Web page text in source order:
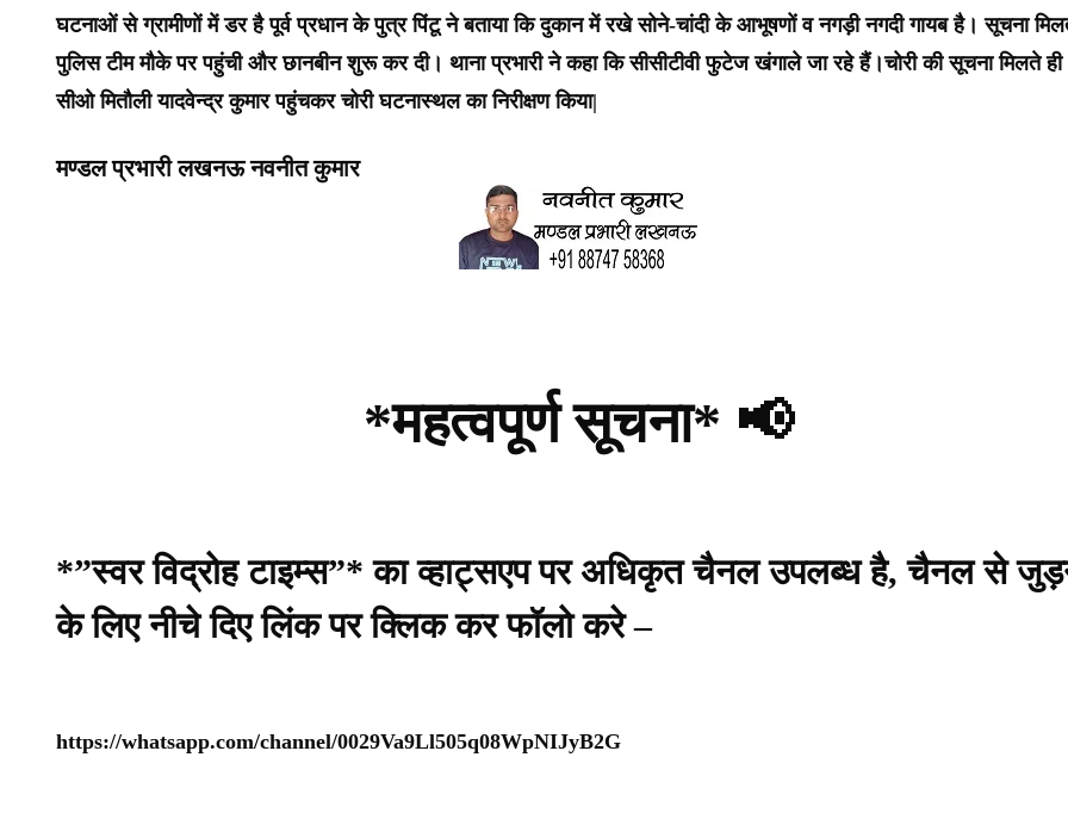
घटनाओं से ग्रामीणों में डर है पूर्व प्रधान के पुत्र पिंटू ने बताया कि दुकान में रखे सोने-चांदी के आभूषणों व नगड़ी नगदी गायब है। सूचना
पुलिस टीम मौके पर पहुंची और छानबीन शुरू कर दी। थाना प्रभारी ने कहा कि सीसीटीवी फुटेज खंगाले जा रहे हैं।चोरी की सूचना मिलते ही
सीओ मितौली यादवेन्द्र कुमार पहुंचकर चोरी घटनास्थल का निरीक्षण किया|
मण्डल प्रभारी लखनऊ नवनीत कुमार
*महत्वपूर्ण सूचना* 📢
*”स्वर विद्रोह टाइम्स”* का व्हाट्सएप पर अधिकृत चैनल उपलब्ध है, चैनल से
के लिए नीचे दिए लिंक पर क्लिक कर फॉलो करे –
https://whatsapp.com/channel/0029Va9Ll505q08WpNIJyB2G